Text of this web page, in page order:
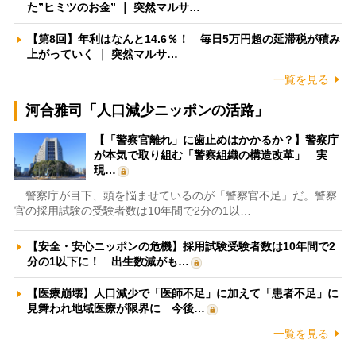
た”ヒミツのお金” ｜ 突然マルサ…
【第8回】年利はなんと14.6％！ 毎日5万円超の延滞税が積み
上がっていく ｜ 突然マルサ…
一覧を見る
河合雅司「人口減少ニッポンの活路」
【「警察官離れ」に歯止めはかかるか？】警察庁
が本気で取り組む「警察組織の構造改革」 実
現…
警察庁が目下、頭を悩ませているのが「警察官不足」だ。警察
官の採用試験の受験者数は10年間で2分の1以…
【安全・安心ニッポンの危機】採用試験受験者数は10年間で2
分の1以下に！ 出生数減がも…
【医療崩壊】人口減少で「医師不足」に加えて「患者不足」に
見舞われ地域医療が限界に 今後…
一覧を見る